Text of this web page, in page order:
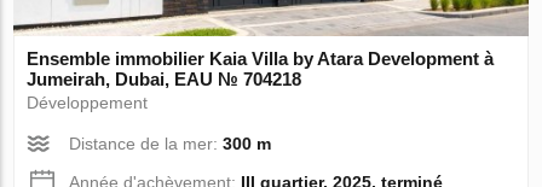
Ensemble immobilier Kaia Villa by Atara Development à
Jumeirah, Dubai, EAU № 704218
Développement
Distance de la mer:300 m
Année d'achèvement: III quartier, 2025, terminé